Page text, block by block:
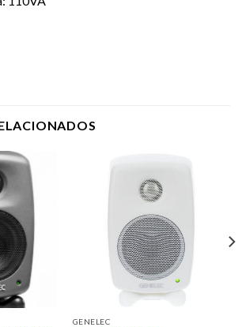
GENELEC